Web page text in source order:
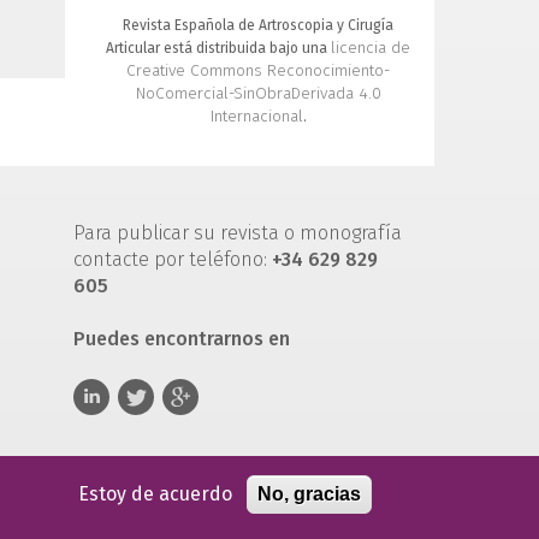
Revista Española de Artroscopia y Cirugía
Articular está distribuida bajo una licencia de
Creative Commons Reconocimiento-
NoComercial-SinObraDerivada 4.0
Internacional.
Para publicar su revista o monografía
contacte por teléfono: +34 629 829
605
Puedes encontrarnos en
Política de privacidad Política de cookies
Estoy de acuerdo No, gracias